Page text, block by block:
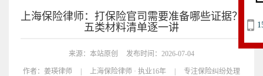
上海保险律师：打保险官司需要准备哪些证据？
五类材料清单逐一讲
来源：本站原创 发布时间：2026-07-04
作者： 姜瑛律师 | 上海保险律师 · 执业16年 | 专注保险纠纷处理